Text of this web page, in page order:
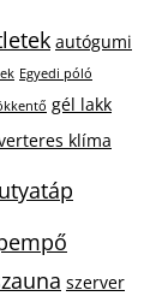
autógumi
Egyedi póló
gél lakk
klíma
szerver